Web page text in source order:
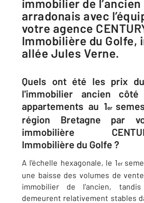
immobilier de l’ancien
arradonais avec
votre agence
Immobilière du Golfe,
allée Jules Verne.
Quels ont été les prix
l'immobilier ancien
appartements au 1er
région Bretagne par
immobilière
Immobilière du Golfe ?
A l'échelle hexagonale, le 1er
une baisse des volumes de
immobilier de l’ancien,
demeurent relativement stables